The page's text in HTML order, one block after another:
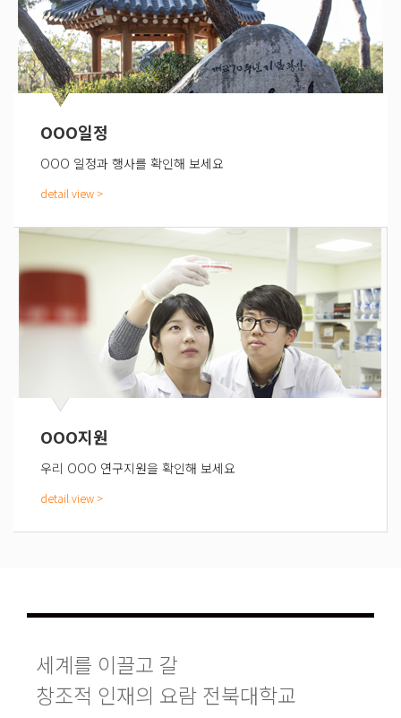
OOO일정
OOO 일정과 행사를 확인해 보세요
OOO지원
우리 OOO 연구지원을 확인해 보세요
세계를 이끌고 갈
창조적 인재의 요람 전북대학교